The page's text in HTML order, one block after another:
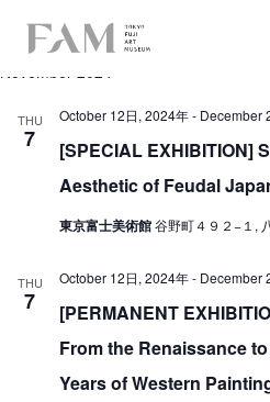
e
2024.11.07 - 2025.03.24
lNovember 2024
THU
7
[SPECIAL EXHIBITION]
Aesthetic of Feudal
October 12日, 2024年- December
東京富士美術館谷野町４９２−１,
THU
7
[PERMANENT
From the Renaissance
Years of Western
October 12日, 2024年- December